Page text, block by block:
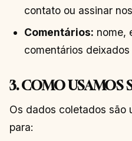
contato ou assinar
Comentários: nome,
comentários
3. COMO USAMOS
Os dados coletados são
para: